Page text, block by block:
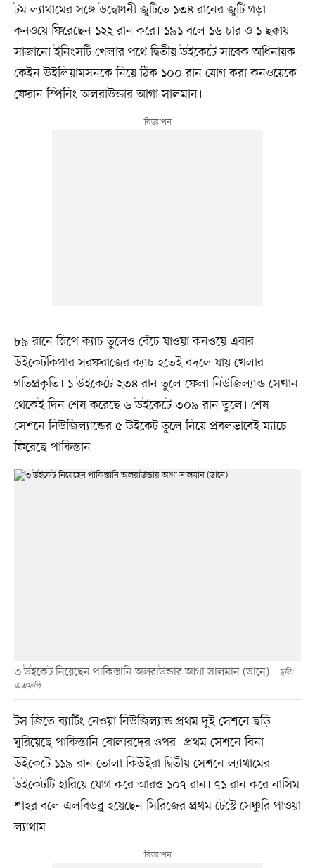
টম ল্যাথামের সঙ্গে উদ্বোধনী জুটিতে ১৩৪ রানের জুটি গড়া
কনওয়ে ফিরেছেন ১২২ রান করে। ১৯১ বলে ১৬ চার ও ১ ছক্কায়
সাজানো ইনিংসটি খেলার পথে দ্বিতীয় উইকেটে সাবেক অধিনায়ক
কেইন উইলিয়ামসনকে নিয়ে ঠিক ১০০ রান যোগ করা কনওয়েকে
ফেরান স্পিনিং অলরাউন্ডার আগা সালমান।
৮৯ রানে স্লিপে ক্যাচ তুলেও বেঁচে যাওয়া কনওয়ে এবার
উইকেটকিপার সরফরাজের ক্যাচ হতেই বদলে যায় খেলার
গতিপ্রকৃতি। ১ উইকেটে ২৩৪ রান তুলে ফেলা নিউজিল্যান্ড সেখান
থেকেই দিন শেষ করেছে ৬ উইকেটে ৩০৯ রান তুলে। শেষ
সেশনে নিউজিল্যান্ডের ৫ উইকেট তুলে নিয়ে প্রবলভাবেই ম্যাচে
ফিরেছে পাকিস্তান।
৩ উইকেট নিয়েছেন পাকিস্তানি অলরাউন্ডার আগা সালমান (ডানে)
ছবি:
এএফপি
টস জিতে ব্যাটিং নেওয়া নিউজিল্যান্ড প্রথম দুই সেশনে ছড়ি
ঘুরিয়েছে পাকিস্তানি বোলারদের ওপর। প্রথম সেশনে বিনা
উইকেটে ১১৯ রান তোলা কিউইরা দ্বিতীয় সেশনে ল্যাথামের
উইকেটটি হারিয়ে যোগ করে আরও ১০৭ রান। ৭১ রান করে নাসিম
শাহর বলে এলবিডব্লু হয়েছেন সিরিজের প্রথম টেস্টে সেঞ্চুরি পাওয়া
ল্যাথাম।